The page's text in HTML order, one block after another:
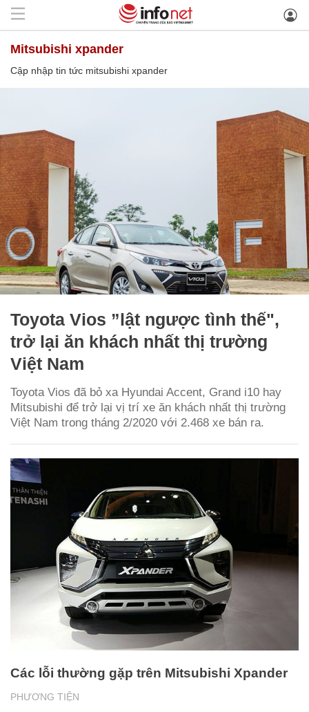
mitsubishi xpander
Cập nhập tin tức mitsubishi xpander
Toyota Vios ”lật ngược tình thế",
trở lại ăn khách nhất thị trường
Việt Nam
Toyota Vios đã bỏ xa Hyundai Accent, Grand i10 hay
Mitsubishi để trở lại vị trí xe ăn khách nhất thị trường
Việt Nam trong tháng 2/2020 với 2.468 xe bán ra.
PHƯƠNG TIỆN
Các lỗi thường gặp trên Mitsubishi Xpander